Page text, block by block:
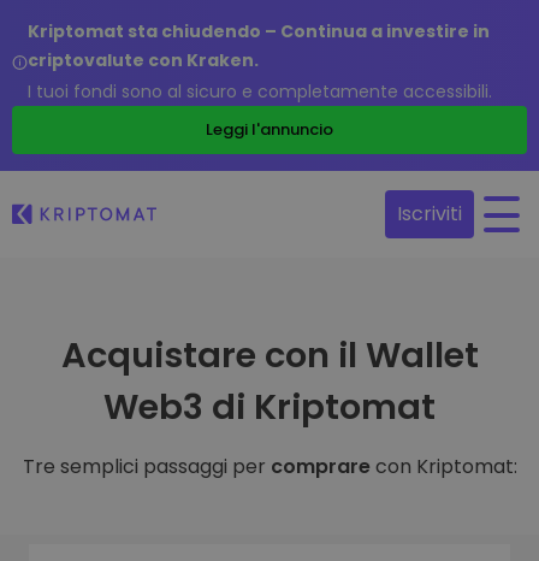
Kriptomat sta chiudendo – Continua a investire in
criptovalute con Kraken.
I tuoi fondi sono al sicuro e completamente accessibili.
Leggi l'annuncio
Iscriviti
Acquistare con il Wallet
Web3 di Kriptomat
Tre semplici passaggi per comprarecon Kriptomat: